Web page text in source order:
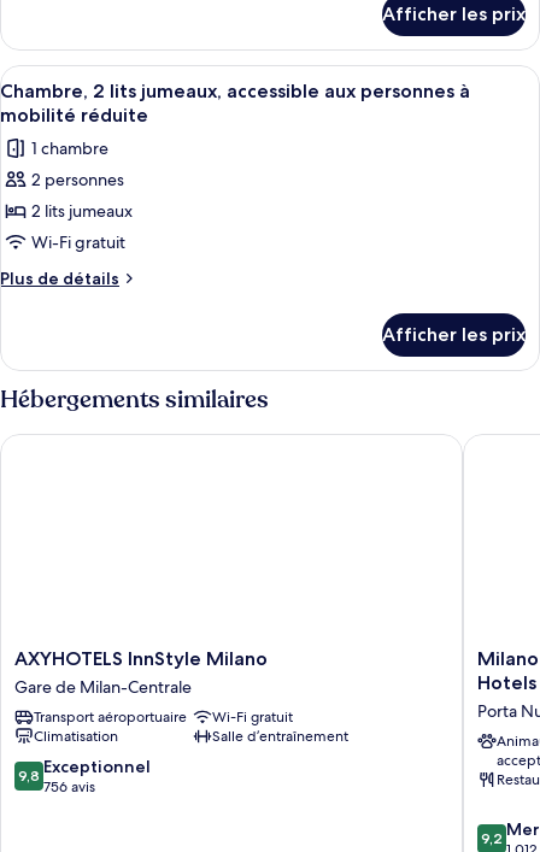
double,
accessible
aux
personnes
à
mobilité
réduite
Chambre
double,
accessible
aux
à
mobilité
réduite
Afficher les prix
Afficher
toutes
les
photos
pour
ce
type
de
2
jumeaux,
accessible
Une chambre d’hôtel comprenant
5
Chambre, 2 lits jumeaux, accessible aux personnes à
mobilité réduite
1 chambre
2 personnes
2 lits jumeaux
Wi-Fi gratuit
Plus de détails
Plus
Chambre,
lits
accessible
Afficher les prix
Hébergements similaires
AXYHOTELS
InnStyle
Milano
Gare
de
Milan-
Centrale
AXYHOTELS InnStyle Milano
Gare de Milan-Centrale
Transport aéroportuaire
Wi-Fi gratuit
Climatisation
Salle d’entraînement
9.8
sur
9,8 Exceptionnel
756 avis
AXYHOTELS InnStyle Milano
Milano
Verticale
UNA
and
Hotels
Porta
9.2
9,2
Milano